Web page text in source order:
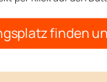
finden